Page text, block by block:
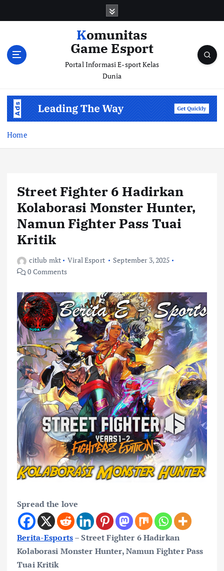
Komunitas
Game Esport
Portal Informasi E-sport Kelas
Dunia
Home
Street Fighter 6 Hadirkan
Kolaborasi Monster Hunter,
Namun Fighter Pass Tuai
Kritik
citlub mkt Viral Esport
September 3, 2025
0 Comments
Spread the love
Berita-Esports– Street Fighter 6 Hadirkan
Kolaborasi Monster Hunter, Namun Fighter Pass
Tuai Kritik